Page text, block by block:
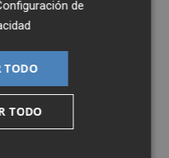
de
TODO
TODO